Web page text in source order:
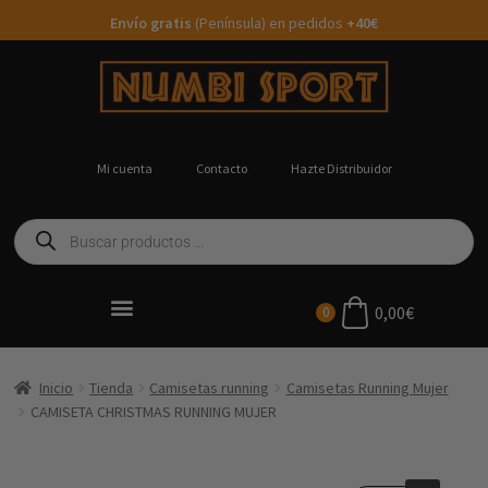
Envío gratis (Península) en pedidos +40€
Mi cuenta Contacto Hazte Distribuidor
0 0,00€
Inicio Tienda Camisetas running
Camisetas Running Mujer
CAMISETA CHRISTMAS RUNNING MUJER